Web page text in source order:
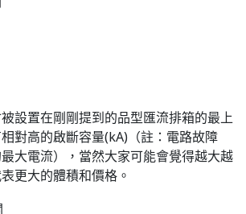
設置在剛剛提到的品型匯流排箱的最上
對高的啟斷容量(kA)（註：電路故障
大電流），當然大家可能會覺得越大越
更大的體積和價格。